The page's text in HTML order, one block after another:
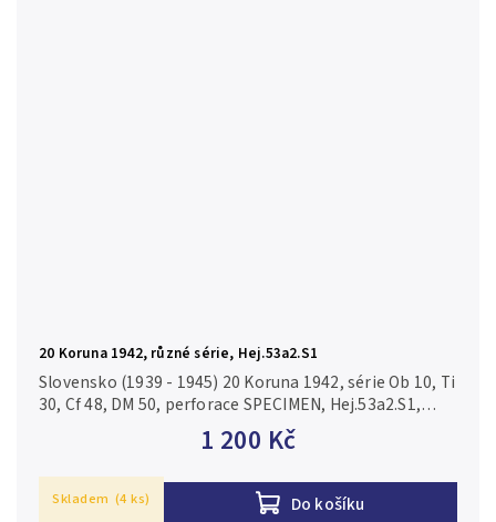
20 Koruna 1942, různé série, Hej.53a2.S1
1 200 Kč
Do košíku
Slovensko (1939 - 1945) 20 Koruna 1942, série Ob 10, Ti
30, Cf 48, DM 50, perforace SPECIMEN, Hej.53a2.S1,
Skladem (4 ks)